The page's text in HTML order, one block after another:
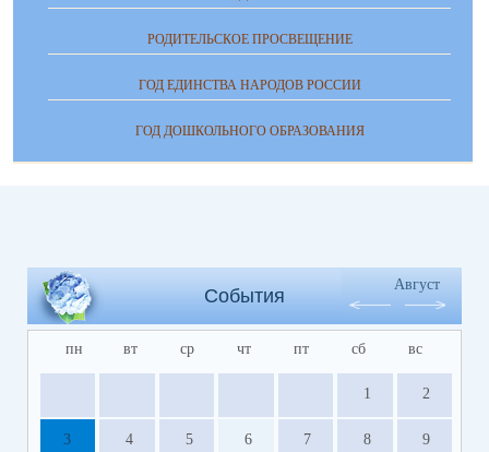
РОДИТЕЛЬСКОЕ ПРОСВЕЩЕНИЕ
ГОД ЕДИНСТВА НАРОДОВ РОССИИ
ГОД ДОШКОЛЬНОГО ОБРАЗОВАНИЯ
События
Август
пн вт ср чт пт сб вс
1 2
3 4 5 6 7 8 9